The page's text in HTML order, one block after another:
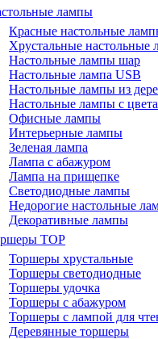
лампы
Красные настольные
Хрустальные настольные
Настольные лампы шар
Настольные лампа USB
Настольные лампы из
Настольные лампы с
Офисные лампы
Интерьерные лампы
Зеленая лампа
Лампа с абажуром
Лампа на прищепке
Светодиодные лампы
Недорогие настольные
Декоративные лампы
TOP
Торшеры хрустальные
Торшеры светодиодные
Торшеры удочка
Торшеры с абажуром
Торшеры с лампой для
Деревянные торшеры